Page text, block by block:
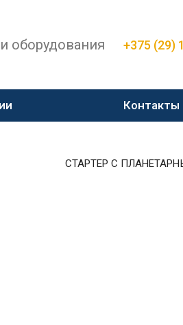
оборудования +375 (29)
Контакты
СТАРТЕР С